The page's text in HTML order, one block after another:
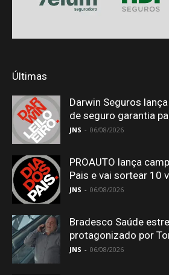
Últimas
Darwin Seguros
de seguro garantia
JNS - 06/08/2026
PROAUTO lança
Pais e vai sortear 10
JNS - 06/08/2026
Bradesco Saúde
protagonizado por
JNS - 06/08/2026